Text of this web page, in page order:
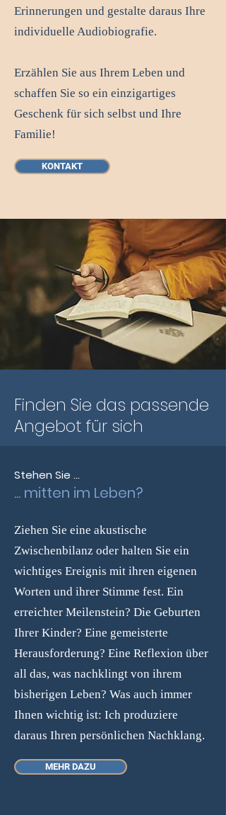
Erinnerungen und gestalte daraus Ihre
individuelle Audiobiografie.
Erzählen Sie aus Ihrem Leben und
schaffen Sie so ein einzigartiges
Geschenk für sich selbst und Ihre
Familie!
KONTAKT
Finden Sie das passende
Angebot für sich
Stehen Sie ...
... mitten im Leben?
Ziehen Sie eine akustische
Zwischenbilanz oder halten Sie ein
wichtiges Ereignis mit ihren eigenen
Worten und ihrer Stimme fest. Ein
erreichter Meilenstein? Die Geburten
Ihrer Kinder? Eine gemeisterte
Herausforderung? Eine Reflexion über
all das, was nachklingt von ihrem
bisherigen Leben? Was auch immer
Ihnen wichtig ist: Ich produziere
daraus Ihren persönlichen Nachklang.
MEHR DAZU